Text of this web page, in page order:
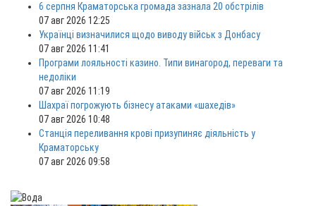
6 серпня Краматорська громада зазнала 20 обстрілів
07 авг 2026 12:25
Українці визначилися щодо виводу військ з Донбасу
07 авг 2026 11:41
Програми лояльності казино. Типи винагород, переваги та
недоліки
07 авг 2026 11:19
Шахраї погрожують бізнесу атаками «шахедів»
07 авг 2026 10:48
Станція переливання крові призупиняє діяльність у
Краматорську
07 авг 2026 09:58